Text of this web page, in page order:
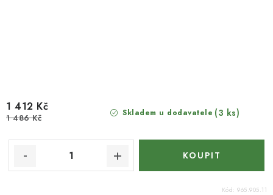
Skladem u dodavatele (3 ks)
1 412 Kč
1 486 Kč
Kód: 965.905.11